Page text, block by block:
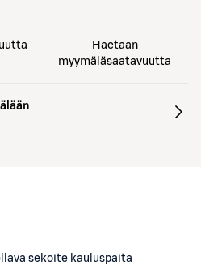
Haetaan
myymäläsaatavuutta
sekoite kauluspaita